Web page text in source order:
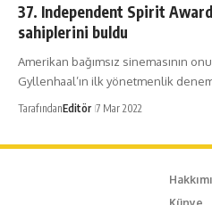
37. Independent Spirit Award
sahiplerini buldu
Amerikan bağımsız sinemasının
Gyllenhaal’ın ilk yönetmenlik
TarafındanEditör 7 Mar 2022